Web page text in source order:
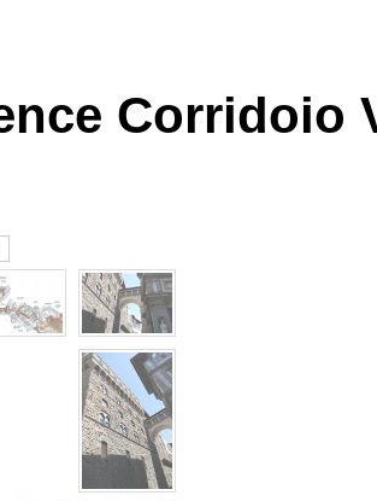
Corridoio